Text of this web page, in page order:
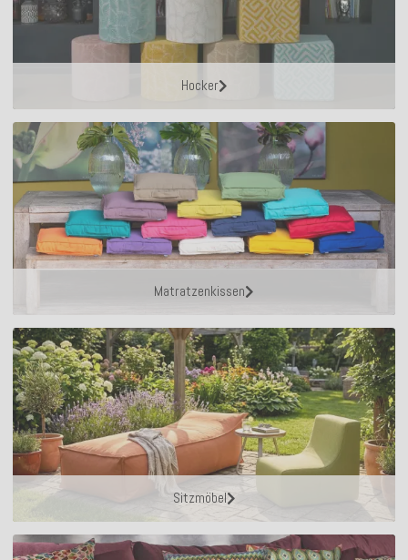
Hocker
Matratzenkissen
Sitzmöbel